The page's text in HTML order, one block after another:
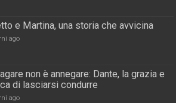
e Martina, una storia che avvicina
ago
non è annegare: Dante, la grazia e
di lasciarsi condurre
ago